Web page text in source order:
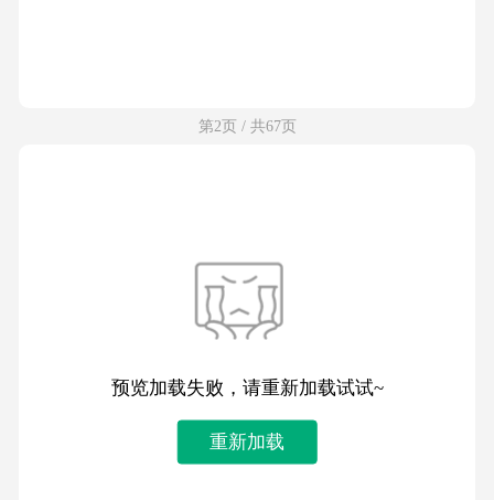
第2页 / 共67页
预览加载失败，请重新加载试试~
重新加载